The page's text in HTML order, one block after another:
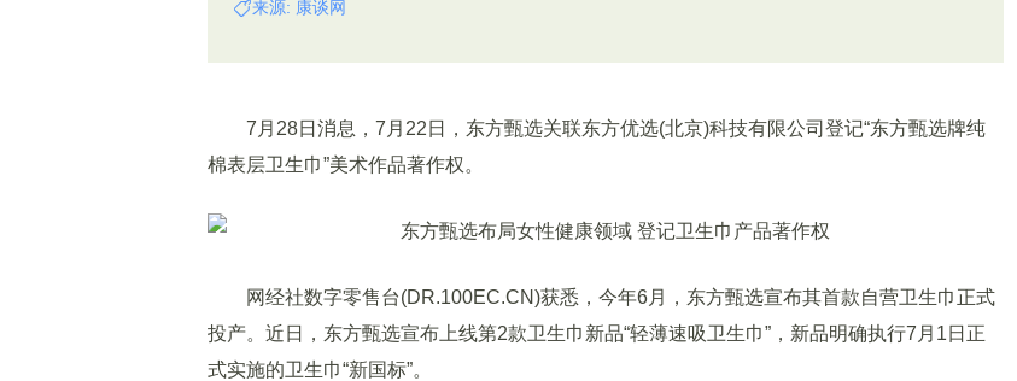
来源: 康谈网
7月28日消息，7月22日，东方甄选关联东方优选(北京)科技有限公司登记“东方甄选牌纯
棉表层卫生巾”美术作品著作权。
网经社数字零售台(DR.100EC.CN)获悉，今年6月，东方甄选宣布其首款自营卫生巾正式
投产。近日，东方甄选宣布上线第2款卫生巾新品“轻薄速吸卫生巾”，新品明确执行7月1日正
式实施的卫生巾“新国标”。